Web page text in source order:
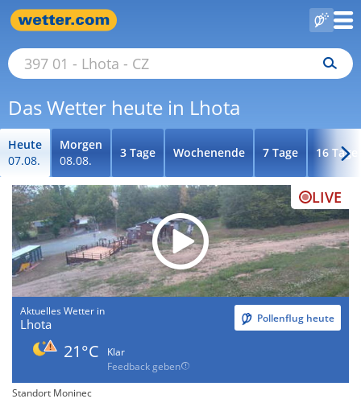
Das Wetter heute in Lhota
Heute
07.08.
Morgen
08.08.
3 Tage Wochenende 7 Tage 16 Tage
LIVE
Aktuelles Wetter in
Lhota Pollenflug heute
21°C
Klar
Feedback geben
Standort Moninec